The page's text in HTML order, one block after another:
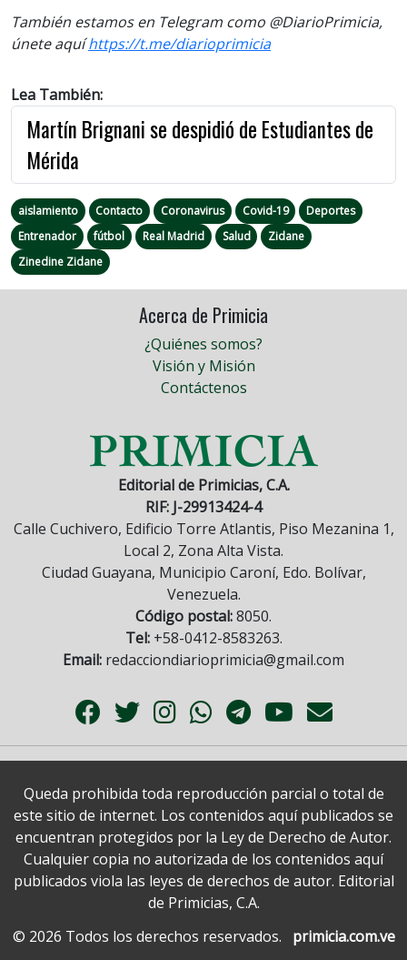
También estamos en Telegram como @DiarioPrimicia,
únete aquíhttps://t.me/diarioprimicia
Lea También:
Martín Brignani se despidió de Estudiantes de
Mérida
aislamiento Contacto Coronavirus Covid-19
Deportes
Entrenador
fútbol Real Madrid Salud
Zidane
Zinedine Zidane
Acerca de Primicia
¿Quiénes somos?
Visión y Misión
Contáctenos
Editorial de Primicias, C.A.
RIF: J-29913424-4
Calle Cuchivero, Edificio Torre Atlantis, Piso Mezanina 1,
Local 2, Zona Alta Vista.
Ciudad Guayana, Municipio Caroní, Edo. Bolívar,
Venezuela.
Código postal:8050.
Tel:+58-0412-8583263.
Email: redacciondiarioprimicia@gmail.com
Queda prohibida toda reproducción parcial o total de
este sitio de internet. Los contenidos aquí publicados se
encuentran protegidos por la Ley de Derecho de Autor.
Cualquier copia no autorizada de los contenidos aquí
publicados viola las leyes de derechos de autor. Editorial
de Primicias, C.A.
© 2026 Todos los derechos reservados.
primicia.com.ve